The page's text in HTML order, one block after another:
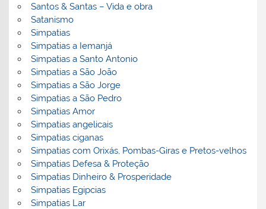
Santos & Santas – Vida e obra
Satanismo
Simpatias
Simpatias a Iemanjá
Simpatias a Santo Antonio
Simpatias a São João
Simpatias a São Jorge
Simpatias a São Pedro
Simpatias Amor
Simpatias angelicais
Simpatias ciganas
Simpatias com Orixás, Pombas-Giras e Pretos-velhos
Simpatias Defesa & Proteção
Simpatias Dinheiro & Prosperidade
Simpatias Egipcias
Simpatias Lar